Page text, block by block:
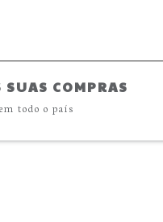
COMPRAS
todo o país